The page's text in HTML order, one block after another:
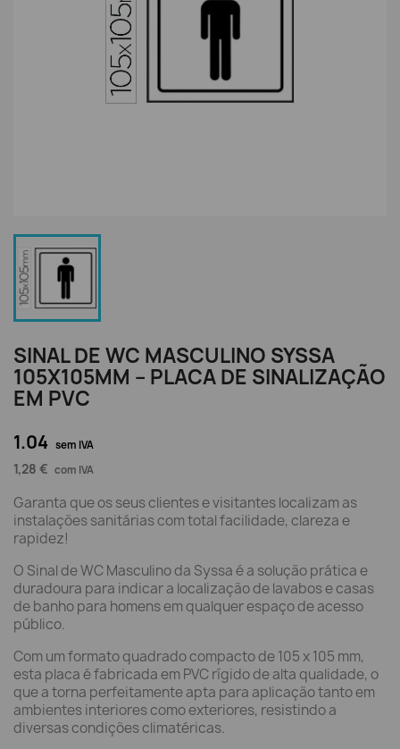
SINAL DE WC MASCULINO SYSSA
105X105MM – PLACA DE SINALIZAÇÃO
EM PVC
1.04 sem IVA
1,28 € com IVA
Garanta que os seus clientes e visitantes localizam as
instalações sanitárias com total facilidade, clareza e
rapidez!
O Sinal de WC Masculino da Syssa é a solução prática e
duradoura para indicar a localização de lavabos e casas
de banho para homens em qualquer espaço de acesso
público.
Com um formato quadrado compacto de 105 x 105 mm,
esta placa é fabricada em PVC rígido de alta qualidade, o
que a torna perfeitamente apta para aplicação tanto em
ambientes interiores como exteriores, resistindo a
diversas condições climatéricas.